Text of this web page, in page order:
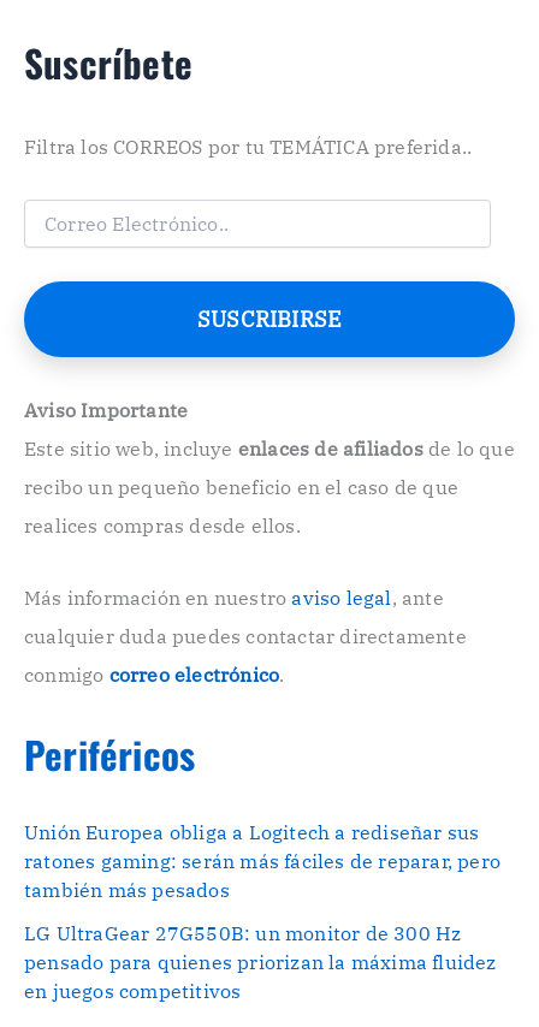
Suscríbete
Filtra los CORREOS por tu TEMÁTICA preferida..
C
e
o
e
t
ó
n
o
.
SUSCRIBIRSE
Aviso Importante
Este sitio web, incluye enlaces de afiliadosde lo que
recibo un pequeño beneficio en el caso de que
realices compras desde ellos.
Más información en nuestroaviso legal , ante
cualquier duda puedes contactar directamente
conmigo correo electrónico.
Periféricos
Unión Europea obliga a Logitech a rediseñar sus
ratones gaming: serán más fáciles de reparar, pero
también más pesados
LG UltraGear 27G550B: un monitor de 300 Hz
pensado para quienes priorizan la máxima fluidez
en juegos competitivos